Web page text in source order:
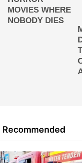
Recommended